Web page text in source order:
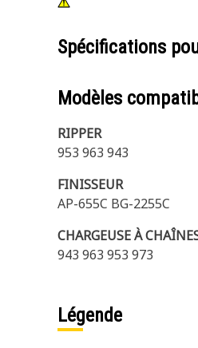
Spécifications
Modèles
RIPPER
953 963 943
FINISSEUR
AP-655C BG-2255C
CHARGEUSE À
943 963 953 973
Légende